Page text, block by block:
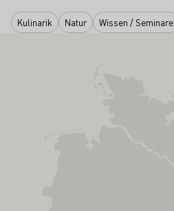
Kulinarik Natur Wissen / Seminare